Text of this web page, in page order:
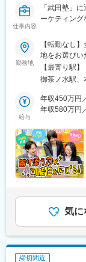
仕事内容
「武田塾」
ーケティン
勤務地
【転勤なし
地をお選び
イン面接に
相談下さい。
湯島2丁目4-3
り
【最寄り駅】
御茶ノ水駅、
給与
年収450万円
年収580万円
気に
締切間近